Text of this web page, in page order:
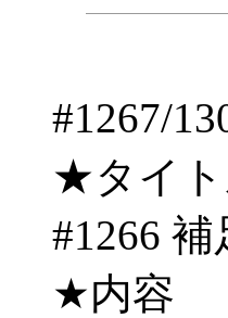
#1267/
★タイト
#1266
★内容